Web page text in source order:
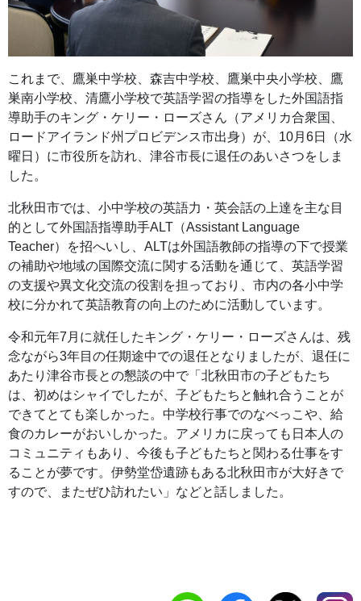
これまで、鷹巣中学校、森吉中学校、鷹巣中央小学校、鷹
巣南小学校、清鷹小学校で英語学習の指導をした外国語指
導助手のキング・ケリー・ローズさん（アメリカ合衆国、
ロードアイランド州プロビデンス市出身）が、10月6日（水
曜日）に市役所を訪れ、津谷市長に退任のあいさつをしま
した。
北秋田市では、小中学校の英語力・英会話の上達を主な目
的として外国語指導助手ALT（Assistant Language
Teacher）を招へいし、ALTは外国語教師の指導の下で授業
の補助や地域の国際交流に関する活動を通じて、英語学習
の支援や異文化交流の役割を担っており、市内の各小中学
校に分かれて英語教育の向上のために活動しています。
令和元年7月に就任したキング・ケリー・ローズさんは、残
念ながら3年目の任期途中での退任となりましたが、退任に
あたり津谷市長との懇談の中で「北秋田市の子どもたち
は、初めはシャイでしたが、子どもたちと触れ合うことが
できてとても楽しかった。中学校行事でのなべっこや、給
食のカレーがおいしかった。アメリカに戻っても日本人の
コミュニティもあり、今後も子どもたちと関わる仕事をす
ることが夢です。伊勢堂岱遺跡もある北秋田市が大好きで
すので、またぜひ訪れたい」などと話しました。